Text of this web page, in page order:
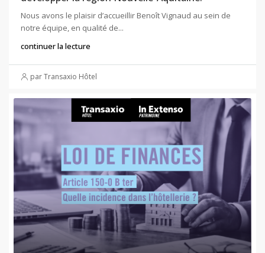
Nous avons le plaisir d’accueillir Benoît Vignaud au sein de
notre équipe, en qualité de...
continuer la lecture
par Transaxio Hôtel